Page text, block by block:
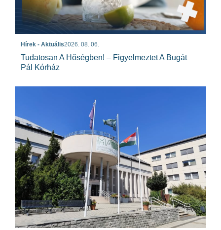
Hírek - Aktuális2026. 08. 06.
Tudatosan A Hőségben! – Figyelmeztet A Bugát
Pál Kórház